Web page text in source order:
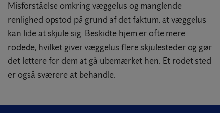
Misforståelse omkring væggelus og manglende
renlighed opstod på grund af det faktum, at væggelus
kan lide at skjule sig. Beskidte hjem er ofte mere
rodede, hvilket giver væggelus flere skjulesteder og gør
det lettere for dem at gå ubemærket hen. Et rodet sted
er også sværere at behandle.